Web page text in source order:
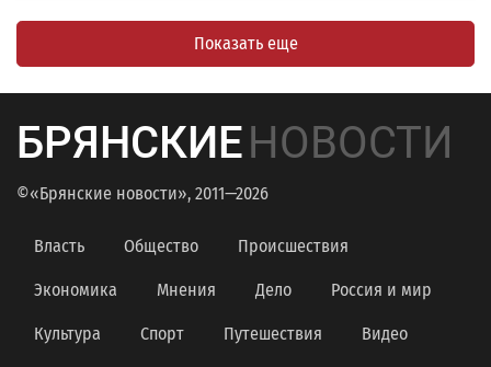
Показать еще
БРЯНСКИЕНОВОСТИ
©«Брянские новости», 2011—2026
Власть Общество Происшествия
Экономика Мнения Дело Россия и мир
Культура Спорт Путешествия Видео